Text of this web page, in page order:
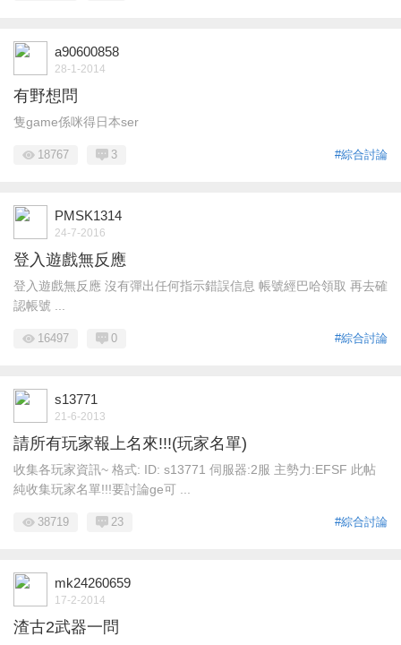
a90600858
28-1-2014
有野想問
隻game係咪得日本ser
#綜合討論
18767 3
PMSK1314
24-7-2016
登入遊戲無反應
登入遊戲無反應 沒有彈出任何指示錯誤信息 帳號經巴哈領取 再去確
認帳號 ...
#綜合討論
16497 0
s13771
21-6-2013
請所有玩家報上名來!!!(玩家名單)
收集各玩家資訊~ 格式: ID: s13771 伺服器:2服 主勢力:EFSF 此帖
純收集玩家名單!!!要討論ge可 ...
#綜合討論
38719 23
mk24260659
17-2-2014
渣古2武器一問